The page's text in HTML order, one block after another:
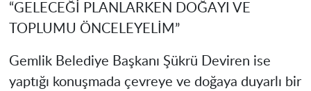
“GELECEĞİ PLANLARKEN DOĞAYI VE
TOPLUMU ÖNCELEYELİM”
Gemlik Belediye Başkanı Şükrü Deviren ise
yaptığı konuşmada çevreye ve doğaya duyarlı bir